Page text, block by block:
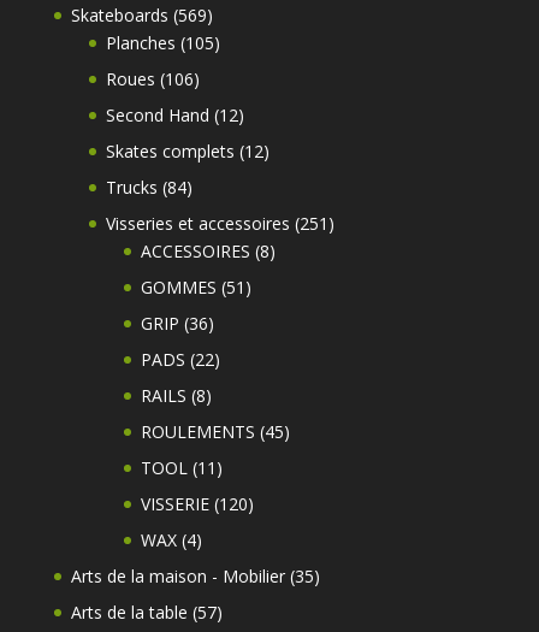
Skateboards 569569
produits
Planches 105105
Roues 106106
produits
Second Hand 1212
produits
Skates complets 1212
Trucks 8484
produits
Visseries et accessoires 251 251
ACCESSOIRES 88
GOMMES 51 51
GRIP 3636
produits
PADS 2222
RAILS 88
produits
ROULEMENTS 4545
TOOL 11 11
produits
VISSERIE 120120
WAX 44
produits
Arts de la maison - Mobilier 3535
Arts de la table 5757